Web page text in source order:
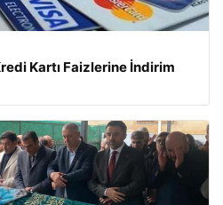
Kartı Faizlerine İndirim